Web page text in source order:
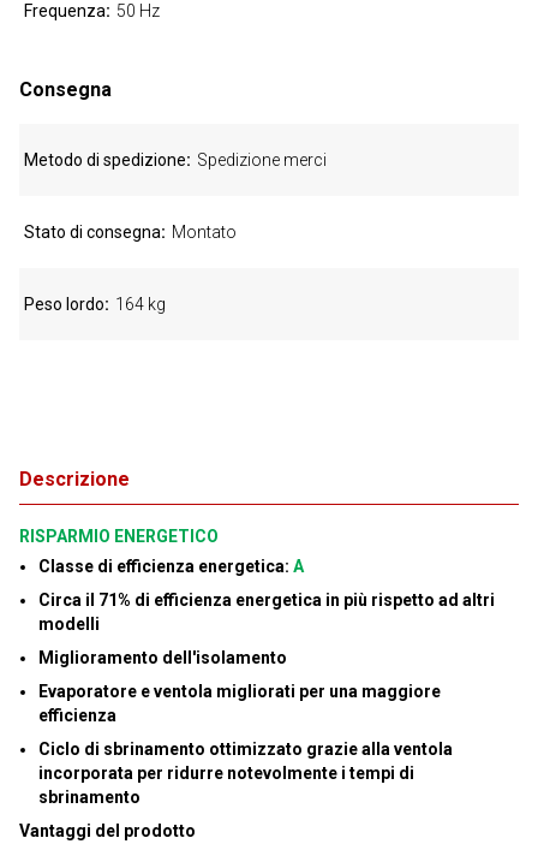
Descrizione
RISPARMIO ENERGETICO
Classe di efficienza energetica: A
Circa il 71% di efficienza energetica in più rispetto ad altri
modelli
Miglioramento dell'isolamento
Evaporatore e ventola migliorati per una maggiore
efficienza
Ciclo di sbrinamento ottimizzato grazie alla ventola
incorporata per ridurre notevolmente i tempi di
sbrinamento
Vantaggi del prodotto
Frequenza 50 Hz
Consegna
Metodo di spedizione Spedizione merci
Stato di consegna Montato
Peso lordo 164 kg